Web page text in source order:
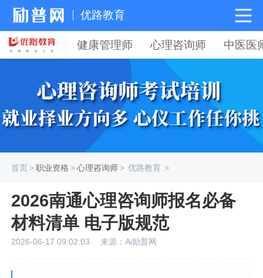
优路教育
健康管理师 心理咨询师 中医医
首页>职业资格 >心理咨询师> 优路教育 >
2026南通心理咨询师报名必备
材料清单 电子版规范
2026-06-17 09:02:03 来源：Ai励普网